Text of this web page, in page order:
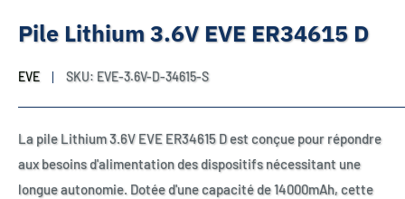
Pile Lithium 3.6V EVE ER34615 D
EVE SKU: EVE-3.6V-D-34615-S
La pile Lithium 3.6V EVE ER34615 D est conçue pour répondre
aux besoins d'alimentation des dispositifs nécessitant une
longue autonomie. Dotée d'une capacité de 14000mAh, cette